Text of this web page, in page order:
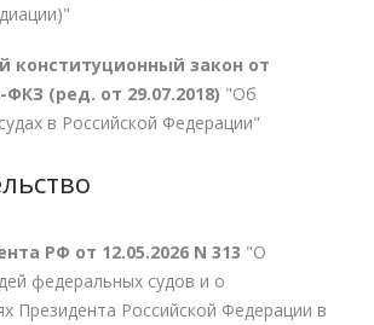
конституционный закон от
ФКЗ (ред. от 29.07.2018) "Об
в Российской Федерации"
РФ от 12.05.2026 N 313 "О
федеральных судов и о
Президента Российской Федерации в